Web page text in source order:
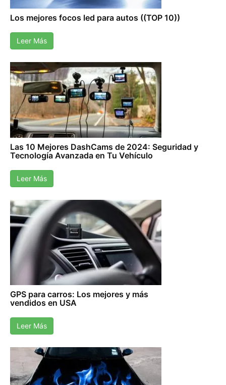
Los mejores focos led para autos ((TOP 10))
Leer Más
Las 10 Mejores DashCams de 2024: Seguridad y
Tecnología Avanzada en Tu Vehículo
Leer Más
GPS para carros: Los mejores y más
vendidos en USA
Leer Más